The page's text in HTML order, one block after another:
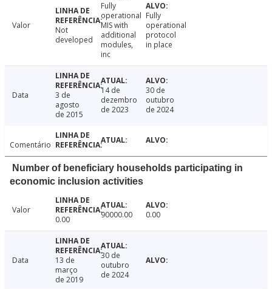
Valor
Not
developed
Fully
operational
MIS with
additional
modules,
inc
Fully
operational
protocol
in place
Data
3 de
agosto
de 2015
14 de
dezembro
de 2023
30 de
outubro
de 2024
Comentário
Number of beneficiary households participating in
economic inclusion activities
Valor
0.00
90000.00 0.00
Data
13 de
março
de 2019
30 de
outubro
de 2024